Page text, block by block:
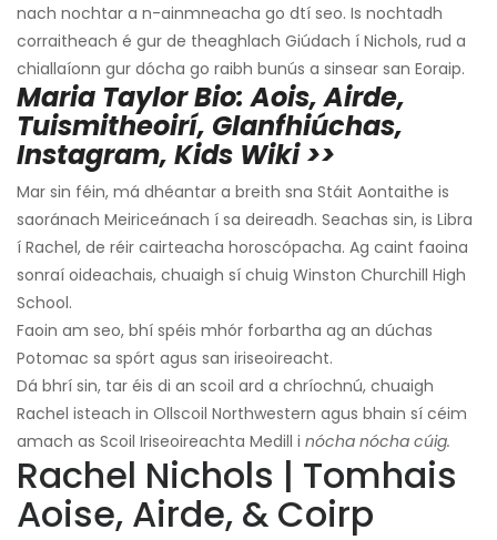
nach nochtar a n-ainmneacha go dtí seo. Is nochtadh
corraitheach é gur de theaghlach Giúdach í Nichols, rud a
chiallaíonn gur dócha go raibh bunús a sinsear san Eoraip.
Maria Taylor Bio: Aois, Airde,
Tuismitheoirí, Glanfhiúchas,
Instagram, Kids Wiki >>
Mar sin féin, má dhéantar a breith sna Stáit Aontaithe is
saoránach Meiriceánach í sa deireadh. Seachas sin, is Libra
í Rachel, de réir cairteacha horoscópacha. Ag caint faoina
sonraí oideachais, chuaigh sí chuig Winston Churchill High
School.
Faoin am seo, bhí spéis mhór forbartha ag an dúchas
Potomac sa spórt agus san iriseoireacht.
Dá bhrí sin, tar éis di an scoil ard a chríochnú, chuaigh
Rachel isteach in Ollscoil Northwestern agus bhain sí céim
amach as Scoil Iriseoireachta Medill i nócha nócha cúig.
Rachel Nichols | Tomhais
Aoise, Airde, & Coirp